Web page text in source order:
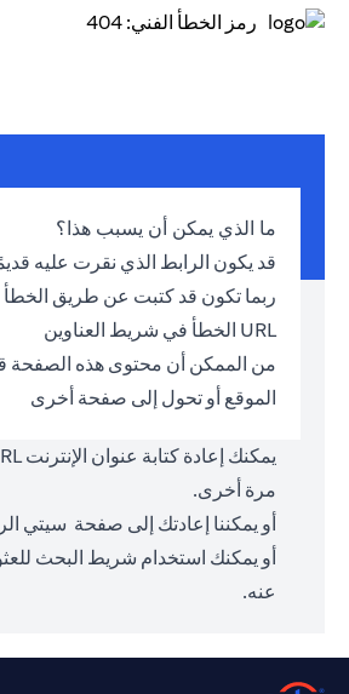
رمز الخطأ الفني: 404
ما الذي يمكن أن يسبب هذا؟
قد يكون الرابط الذي نقرت عليه
ربما تكون قد كتبت عن طريق الخطأ
URL الخطأ في شريط العناوين
من الممكن أن محتوى هذه الصفحة
الموقع أو تحول إلى صفحة أخرى
مرة أخرى.
أو يمكننا إعادتك إلى صفحة سيتي
أو يمكنك استخدام شريط البحث
عنه.